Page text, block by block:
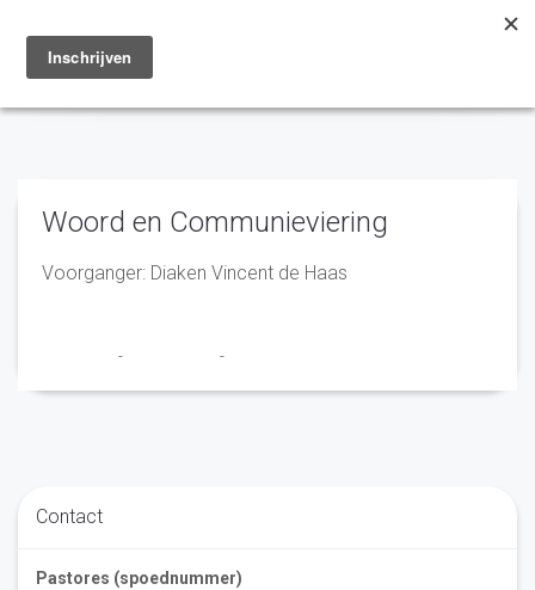
Toggle
navigation
Woord en Communieviering
Voorganger: Diaken Vincent de Haas
- -
Contact
Pastores (spoednummer)